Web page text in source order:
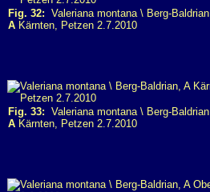
Fig. 32: Valeriana montana \ Berg-Baldrian
A Kärnten, Petzen 2.7.2010
Fig. 33: Valeriana montana \ Berg-Baldrian
A Kärnten, Petzen 2.7.2010